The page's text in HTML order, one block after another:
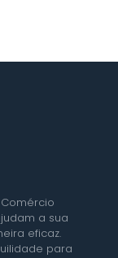
a sua
eficaz.
para